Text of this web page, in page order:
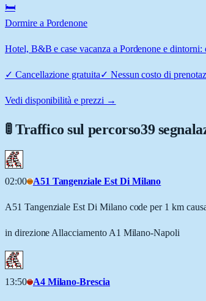
🛏️
Dormire a Pordenone
Hotel, B&B e case vacanza a Pordenone e
✓ Cancellazione gratuita✓ Nessun costo di
Vedi disponibilità e prezzi →
🚦 Traffico sul percorso39
02:00 A51 Tangenziale Est Di Milano
A51 Tangenziale Est Di Milano code per 1 km
in direzione Allacciamento A1 Milano-Napoli
13:50 A4 Milano-Brescia